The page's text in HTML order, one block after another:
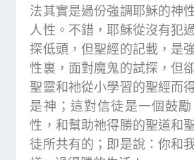
法其實是過份強調耶穌的神
人性。不錯，耶穌從沒有犯
探低頭，但聖經的記載，是
性裏，面對魔鬼的試探，但
聖靈和衪從小學習的聖經而
是神；這對信徒是一個鼓
性，和幫助祂得勝的聖道和
徒所共有的；即是說：你和